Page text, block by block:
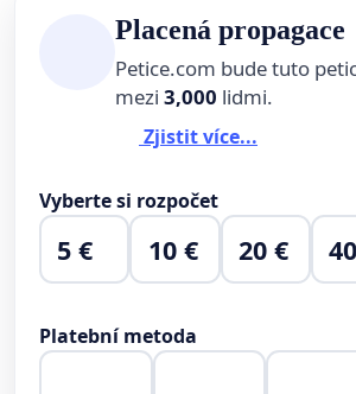
Placená propagace
Petice.com bude tuto
mezi 3,000 lidmi.
Zjistit více...
Vyberte si rozpočet
5 € 10 € 20 €
Platební metoda